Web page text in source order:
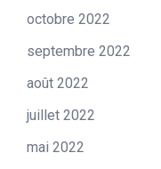
octobre 2022
septembre 2022
août 2022
juillet 2022
mai 2022